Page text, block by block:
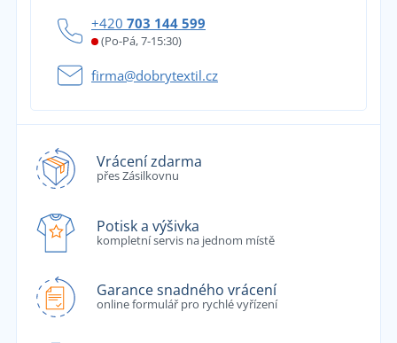
+420 703 144 599
(Po-Pá, 7-15:30)
firma@dobrytextil.cz
Vrácení zdarma
přes Zásilkovnu
Potisk a výšivka
kompletní servis na jednom místě
Garance snadného vrácení
online formulář pro rychlé vyřízení